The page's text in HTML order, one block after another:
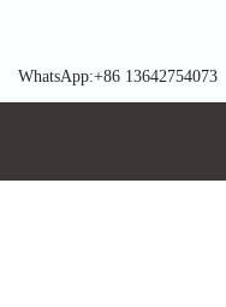
WhatsApp:+86 13642754073